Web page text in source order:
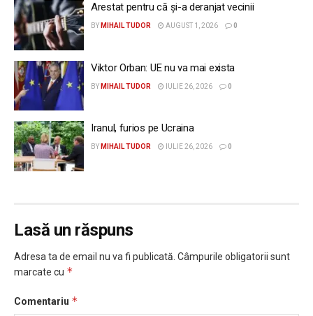
Arestat pentru că și-a deranjat vecinii
BY MIHAIL TUDOR AUGUST 1, 2026 0
Viktor Orban: UE nu va mai exista
BY MIHAIL TUDOR IULIE 26, 2026 0
Iranul, furios pe Ucraina
BY MIHAIL TUDOR IULIE 26, 2026 0
Lasă un răspuns
Adresa ta de email nu va fi publicată. Câmpurile obligatorii sunt
marcate cu *
Comentariu *